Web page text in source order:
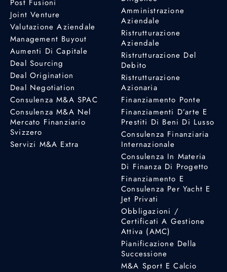
Post Fusioni
Joint Venture
Valutazione Aziendale
Management Buyout
Aumenti Di Capitale
Deal Sourcing
Deal Origination
Deal Negotiation
Consulenza M&A SPAC
Consulenza M&A Nel
Mercato Finanziario
Svizzero
Servizi M&A Extra
Amministrazione
Aziendale
Ristrutturazione
Aziendale
Ristrutturazione Del
Debito
Ristrutturazione
Azionaria
Finanziamento Ponte
Finanziamenti D’arte E
Prestiti Di Beni Di Lusso
Consulenza Finanziaria
Internazionale
Consulenza In Materia
Di Finanza Di Progetto
Finanziamento E
Consulenza Per Yacht E
Jet Privati
Obbligazioni /
Certificati A Gestione
Attiva (AMC)
Pianificazione Della
Successione
M&A Sport E Calcio